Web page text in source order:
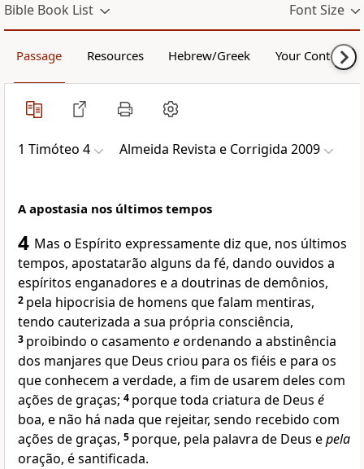
Bible Book List Font Size
Passage Resources Hebrew/Greek Your Content
1 Timóteo 4 Almeida Revista e Corrigida 2009
A apostasia nos últimos tempos
4 Mas o Espírito expressamente diz que, nos últimos
tempos, apostatarão alguns da fé, dando ouvidos a
espíritos enganadores e a doutrinas de demônios,
2 pela hipocrisia de homens que falam mentiras,
tendo cauterizada a sua própria consciência,
3 proibindo o casamento eordenando a abstinência
dos manjares que Deus criou para os fiéis e para os
que conhecem a verdade, a fim de usarem deles com
ações de graças; 4 porque toda criatura de Deus é
boa, e não há nada que rejeitar, sendo recebido com
ações de graças, 5 porque, pela palavra de Deus epela
oração, é santificada.